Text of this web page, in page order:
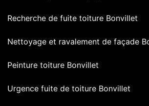
Recherche de fuite toiture Bonvillet
Nettoyage et ravalement de façade
Peinture toiture Bonvillet
Urgence fuite de toiture Bonvillet